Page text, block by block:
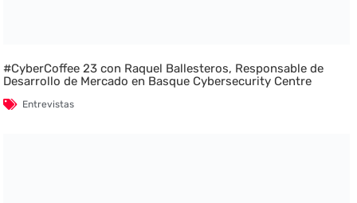
#CyberCoffee 23 con Raquel Ballesteros, Responsable de
Desarrollo de Mercado en Basque Cybersecurity Centre
Entrevistas